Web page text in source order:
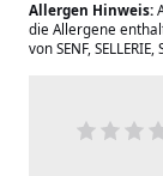
Allergen Hinweis:
die Allergene
von SENF,